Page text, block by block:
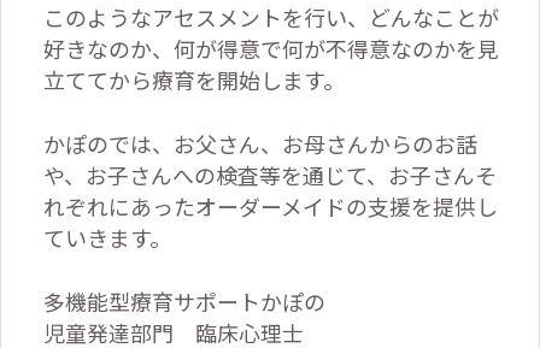
このようなアセスメントを行い、どんなことが
好きなのか、何が得意で何が不得意なのかを見
立ててから療育を開始します。
かぽのでは、お父さん、お母さんからのお話
や、お子さんへの検査等を通じて、お子さんそ
れぞれにあったオーダーメイドの支援を提供し
ていきます。
多機能型療育サポートかぽの
児童発達部門 臨床心理士